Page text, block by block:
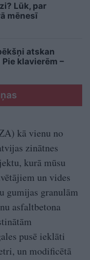
Lūk, par
mēnesī
atskan
klavierēm –
kā vienu no
zinātnes
kurā mūsu
un vides
gumijas granulām
asfaltbetona
pusē ieklāti
un modificētā